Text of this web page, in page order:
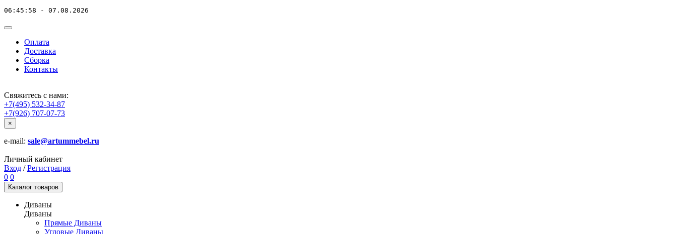
06:45:58 - 07.08.2026
Оплата
Доставка
Сборка
Контакты
Свяжитесь с нами:
+7(495) 532-34-87
+7(926) 707-07-73
×
e-mail: sale@artummebel.ru
Личный кабинет
Вход / Регистрация
0 0
Каталог товаров
Диваны
Диваны
Прямые Диваны
Угловые Диваны